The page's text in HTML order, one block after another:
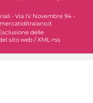
- Via IV Novembre 94 -
delle
sito web /XML-rss